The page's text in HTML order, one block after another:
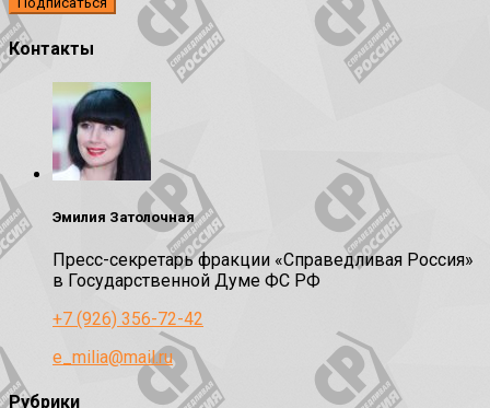
Контакты
Эмилия Затолочная
Пресс-секретарь фракции «Справедливая Россия»
в Государственной Думе ФС РФ
+7 (926) 356-72-42
e_milia@mail.ru
Рубрики